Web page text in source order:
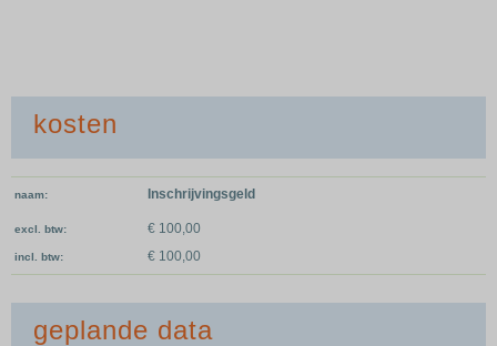
kosten
naam Inschrijvingsgeld
excl. btw € 100,00
incl. btw € 100,00
geplande data